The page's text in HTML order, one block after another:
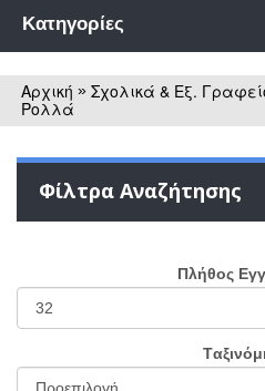
Κατηγορίες
Αρχική » Σχολικά & Εξ.
Ρολλά
Φίλτρα Αναζήτησης
Πλήθος